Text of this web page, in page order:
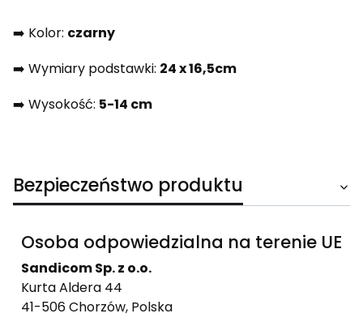
➡️ Kolor: czarny
➡️ Wymiary podstawki: 24 x 16,5cm
➡️ Wysokość: 5-14 cm
Bezpieczeństwo produktu
Osoba odpowiedzialna na terenie UE
Sandicom Sp. z o.o.
Kurta Aldera 44
41-506 Chorzów, Polska